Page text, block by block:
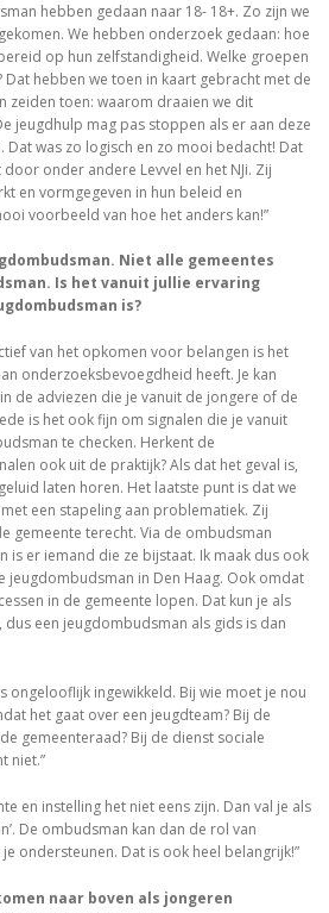
hebben gedaan naar 18- 18+. Zo zijn we
We hebben onderzoek gedaan: hoe
op hun zelfstandigheid. Welke groepen
hebben we toen in kaart gebracht met de
zeiden toen: waarom draaien we dit
jeugdhulp mag pas stoppen als er aan deze
was zo logisch en zo mooi bedacht! Dat
onder andere Levvel en het NJi. Zij
en vormgegeven in hun beleid en
voorbeeld van hoe het anders kan!”
Niet alle gemeentes
Is het vanuit jullie ervaring
is?
van het opkomen voor belangen is het
onderzoeksbevoegdheid heeft. Je kan
de adviezen die je vanuit de jongere of de
is het ook fijn om signalen die je vanuit
te checken. Herkent de
ook uit de praktijk? Als dat het geval is,
laten horen. Het laatste punt is dat we
een stapeling aan problematiek. Zij
gemeente terecht. Via de ombudsman
is er iemand die ze bijstaat. Ik maak dus ook
jeugdombudsman in Den Haag. Ook omdat
in de gemeente lopen. Dat kun je als
een jeugdombudsman als gids is dan
ongelooflijk ingewikkeld. Bij wie moet je nou
het gaat over een jeugdteam? Bij de
gemeenteraad? Bij de dienst sociale
niet.”
en instelling het niet eens zijn. Dan val je als
De ombudsman kan dan de rol van
ondersteunen. Dat is ook heel belangrijk!”
naar boven als jongeren